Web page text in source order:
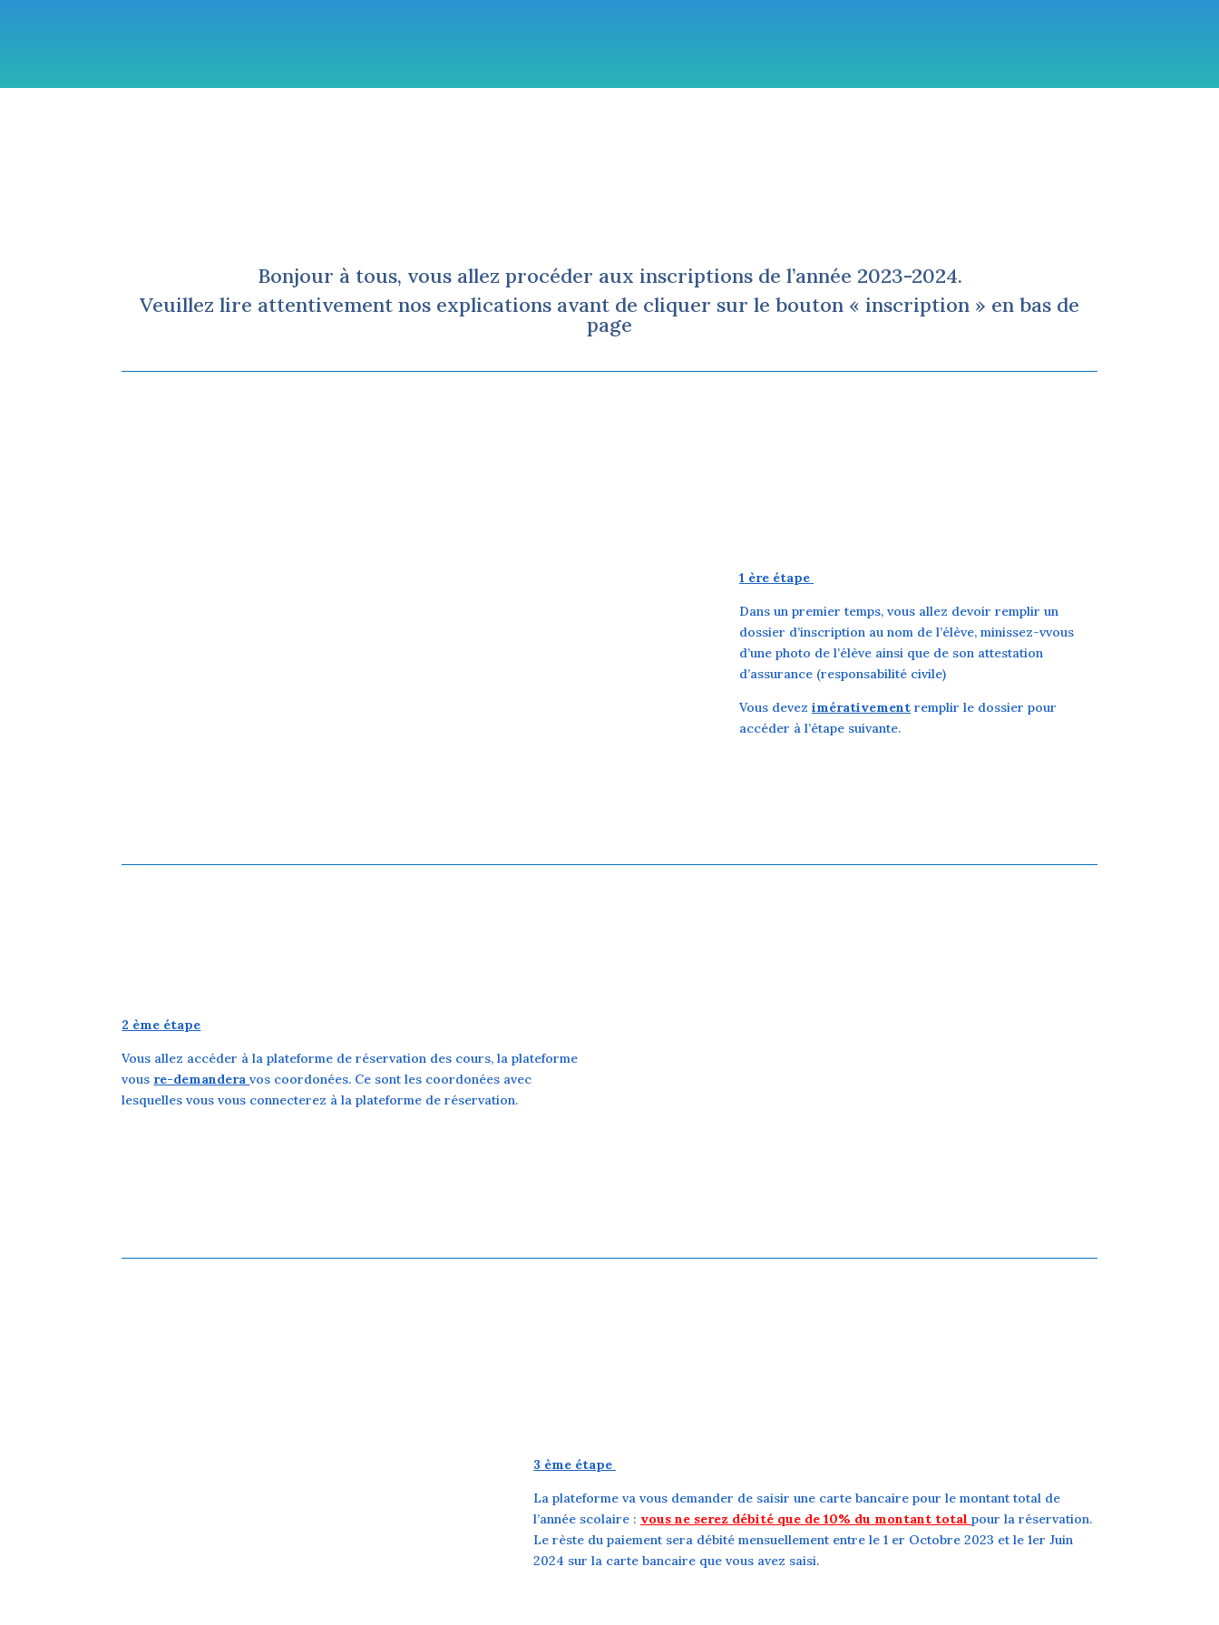
Bonjour à tous, vous allez procéder aux inscriptions de l’année 2023-2024.
Veuillez lire attentivement nos explications avant de cliquer sur le bouton « inscription » en bas de
page
1 ère étape
Dans un premier temps, vous allez devoir remplir un
dossier d’inscription au nom de l’élève, minissez-vvous
d’une photo de l’élève ainsi que de son attestation
d’assurance (responsabilité civile)
Vous devez imérativementremplir le dossier pour
accéder à l’étape suivante.
2 ème étape
Vous allez accéder à la plateforme de réservation des cours, la plateforme
vous re-demanderavos coordonées. Ce sont les coordonées avec
lesquelles vous vous connecterez à la plateforme de réservation.
3 ème étape
La plateforme va vous demander de saisir une carte bancaire pour le montant total de
l’année scolaire : vous ne serez débité que de 10% du montant totalpour la réservation.
Le rèste du paiement sera débité mensuellement entre le 1 er Octobre 2023 et le 1er Juin
2024 sur la carte bancaire que vous avez saisi.